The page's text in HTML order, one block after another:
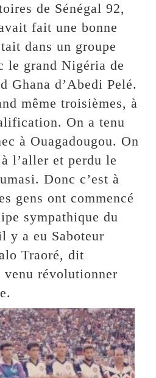
de Sénégal 92,
fait une bonne
dans un groupe
le grand Nigéria de
Ghana d’Abedi Pelé.
même troisièmes, à
On a tenu
à Ouagadougou. On
l’aller et perdu le
Donc c’est à
gens ont commencé
sympathique du
y a eu Saboteur
Traoré, dit
venu révolutionner